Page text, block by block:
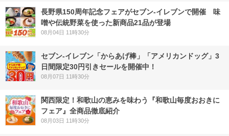
長野県150周年記念フェアがセブン-イレブンで開催 味
噌や伝統野菜を使った新商品21品が登場
08月04日 11時30分
セブン‐イレブン「からあげ棒」「アメリカンドッグ」3
日間限定30円引きセールを開催中！
08月07日 11時30分
関西限定！和歌山の恵みを味わう『和歌山毎度おおきに
フェア』全商品徹底紹介
08月03日 11時30分